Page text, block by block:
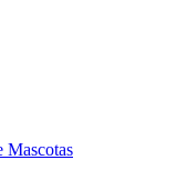
Mascotas